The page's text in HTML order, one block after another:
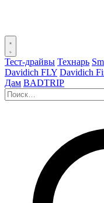
Тест-драйвы Технарь
Davidich FLY Davidich
Дам BADTRIP